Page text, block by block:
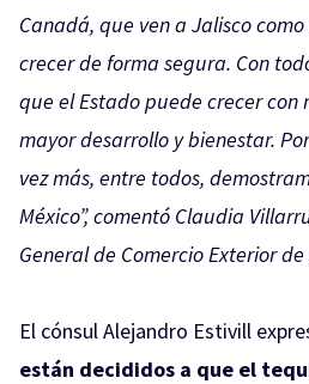
Canadá, que ven a Jalisco
crecer de forma segura. Con
que el Estado puede crecer con
mayor desarrollo y bienestar.
vez más, entre todos,
México”, comentó Claudia
General de Comercio Exterior de
El cónsul Alejandro Estivill
están decididos a que el